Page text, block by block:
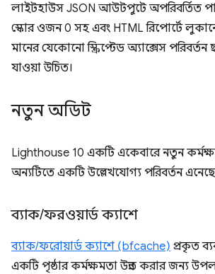
লাইটহাউস JSON আউটপুটে অপরিবর্তিত
স্কোর ওজন 0 সহ এবং HTML রিপোর্টে
মানের যেকোনো স্ক্রিপ্টেড অ্যাক্সেস
যাওয়া উচিত।
নতুন অডিট
Lighthouse 10 একটি একেবারে নতুন
অন্যটিতে একটি উল্লেখযোগ্য পরিবর্তন
ব্যাক/ফরওয়ার্ড ক্যাশে
ব্যাক/ফরোয়ার্ড ক্যাশে (bfcache) প্রকৃত
একটি পৃষ্ঠার কর্মক্ষমতা উন্নত করার জন্য